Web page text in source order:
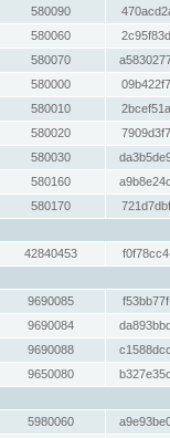
580090
580060
580070
580000
580010
580020
580030
580160
580170
42840453
9690085
9690084
9690088
9650080
5980060